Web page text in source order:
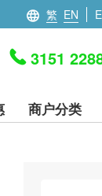
繁 EN
3151
商户分类